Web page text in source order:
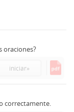
oraciones?
iniciar»
correctamente.